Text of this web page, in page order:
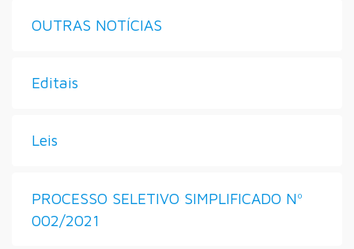
OUTRAS NOTÍCIAS
Editais
Leis
PROCESSO SELETIVO SIMPLIFICADO Nº
002/2021